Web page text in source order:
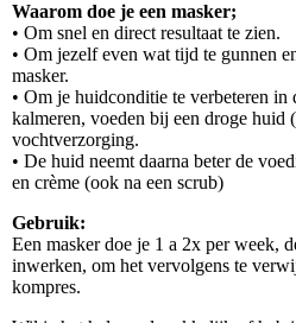
Waarom doe je een masker;
• Om snel en direct resultaat te zien.
• Om jezelf even wat tijd te gunnen
masker.
• Om je huidconditie te verbeteren in
kalmeren, voeden bij een droge huid
vochtverzorging.
• De huid neemt daarna beter de
en crème (ook na een scrub)
Gebruik:
Een masker doe je 1 a 2x per week,
inwerken, om het vervolgens te
kompres.